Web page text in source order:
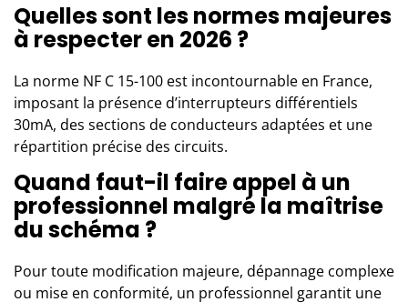
Quelles sont les normes majeures
à respecter en 2026 ?
La norme NF C 15-100 est incontournable en France,
imposant la présence d’interrupteurs différentiels
30mA, des sections de conducteurs adaptées et une
répartition précise des circuits.
Quand faut-il faire appel à un
professionnel malgré la maîtrise
du schéma ?
Pour toute modification majeure, dépannage complexe
ou mise en conformité, un professionnel garantit une